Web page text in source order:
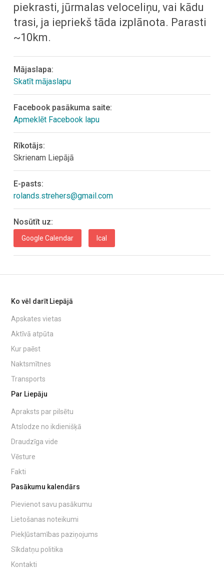
piekrasti, jūrmalas veloceliņu, vai kādu
trasi, ja iepriekš tāda izplānota. Parasti
~10km.
Mājaslapa:
Skatīt mājaslapu
Facebook pasākuma saite:
Apmeklēt Facebook lapu
Rīkotājs:
Skrienam Liepājā
E-pasts:
rolands.strehers@gmail.com
Nosūtīt uz:
Google Calendar Ical
Ko vēl darīt Liepājā
Apskates vietas
Aktīvā atpūta
Kur paēst
Naktsmītnes
Transports
Par Liepāju
Apraksts par pilsētu
Atslodze no ikdienišķā
Draudzīga vide
Vēsture
Fakti
Pasākumu kalendārs
Pievienot savu pasākumu
Lietošanas noteikumi
Piekļūstamības paziņojums
Sīkdatņu politika
Kontakti